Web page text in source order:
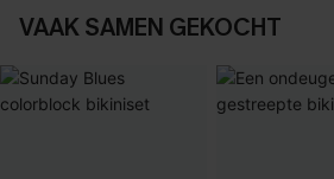
VAAK SAMEN GEKOCHT